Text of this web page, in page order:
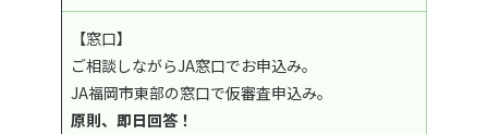
【窓口】
ご相談しながらJA窓口でお申込み。
JA福岡市東部の窓口で仮審査申込み。
原則、即日回答！